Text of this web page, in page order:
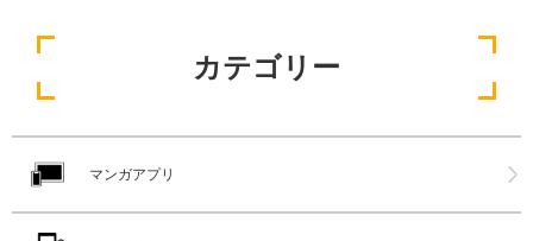
カテゴリー
マンガアプリ